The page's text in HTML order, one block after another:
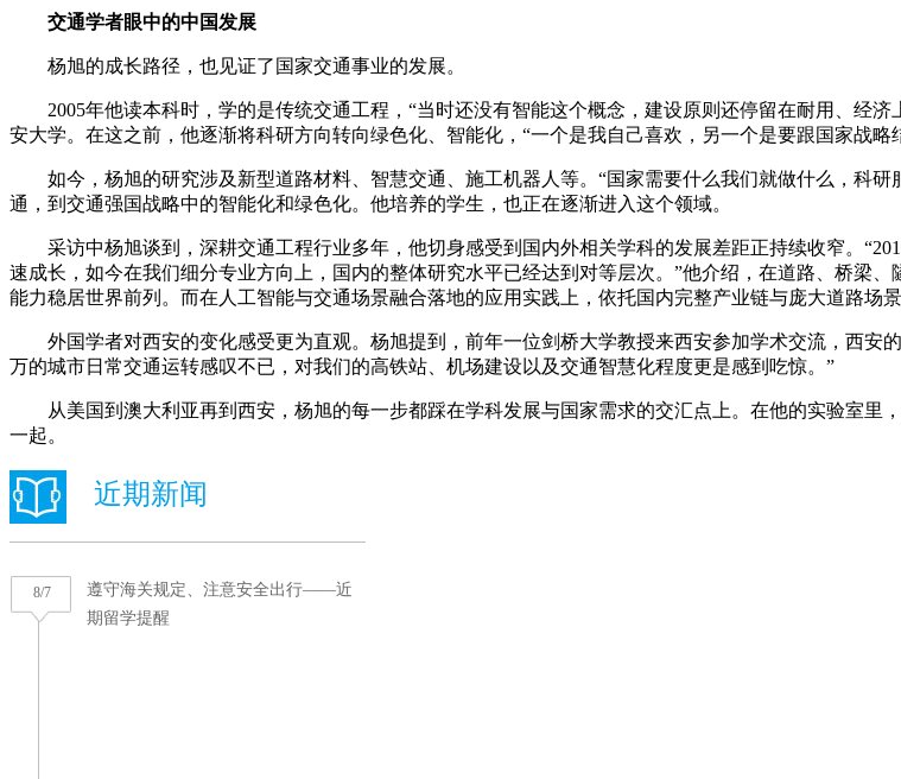
交通学者眼中的中国发展
杨旭的成长路径，也见证了国家交通事业的发展。
2005年他读本科时，学的是传统交通工程，“当时还没有智能这个概念，建设原则还停留在耐用、经济
安大学。在这之前，他逐渐将科研方向转向绿色化、智能化，“一个是我自己喜欢，另一个是要跟国家战略
如今，杨旭的研究涉及新型道路材料、智慧交通、施工机器人等。“国家需要什么我们就做什么，科研
通，到交通强国战略中的智能化和绿色化。他培养的学生，也正在逐渐进入这个领域。
采访中杨旭谈到，深耕交通工程行业多年，他切身感受到国内外相关学科的发展差距正持续收窄。
速成长，如今在我们细分专业方向上，国内的整体研究水平已经达到对等层次。”他介绍，在道路、桥梁
能力稳居世界前列。而在人工智能与交通场景融合落地的应用实践上，依托国内完整产业链与庞大道路场
外国学者对西安的变化感受更为直观。杨旭提到，前年一位剑桥大学教授来西安参加学术交流，西安
万的城市日常交通运转感叹不已，对我们的高铁站、机场建设以及交通智慧化程度更是感到吃惊。”
从美国到澳大利亚再到西安，杨旭的每一步都踩在学科发展与国家需求的交汇点上。在他的实验室里
一起。